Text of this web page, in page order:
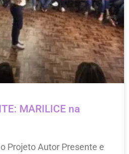
MARILICE na
Projeto Autor Presente e